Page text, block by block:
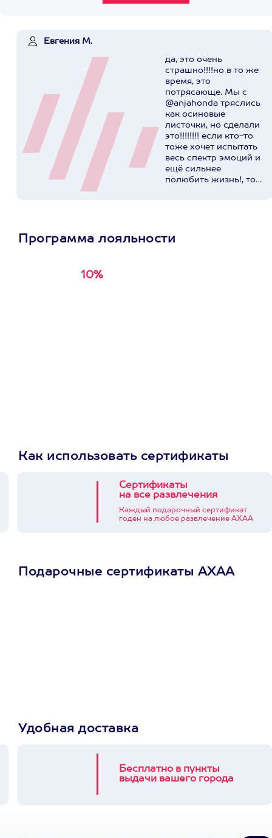
Евгения М.
да, это очень
страшно!!!!но в то же
время, это
потрясающе. Мы с
@anjahonda тряслись
как осиновые
листочки, но сделали
это!!!!!!!! если кто-то
тоже хочет испытать
весь спектр эмоций и
ещё сильнее
полюбить жизнь!, то
Программа лояльности
10%
Как использовать сертификаты
Сертификаты
на все развлечения
Каждый подарочный сертификат
годен на любое развлечение АХАА
Подарочные сертификаты АХАА
Удобная доставка
Бесплатно в пункты
выдачи вашего города